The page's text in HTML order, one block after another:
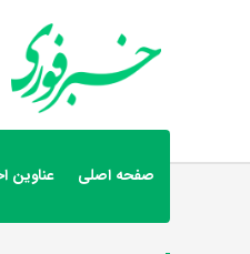
صفحه اصلی عناوین